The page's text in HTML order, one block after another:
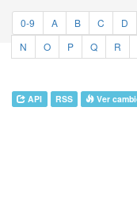
0-9 A B C D
N
O P Q R
API RSS Ver